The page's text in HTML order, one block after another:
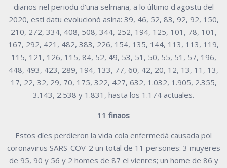
diarios nel periodu d'una selmana, a lo último d'agostu del
2020, esti datu evolucionó asina: 39, 46, 52, 83, 92, 92, 150,
210, 272, 334, 408, 508, 344, 252, 194, 125, 101, 78, 101,
167, 292, 421, 482, 383, 226, 154, 135, 144, 113, 113, 119,
115, 121, 126, 115, 84, 52, 49, 53, 51, 50, 55, 51, 57, 196,
448, 493, 423, 289, 194, 133, 77, 60, 42, 20, 12, 13, 11, 13,
17, 22, 32, 29, 70, 175, 322, 427, 632, 1.032, 1.905, 2.355,
3.143, 2.538 y 1.831, hasta los 1.174 actuales.
11 finaos
Estos díes perdieron la vida cola enfermedá causada pol
coronavirus SARS-COV-2 un total de 11 persones: 3 muyeres
de 95, 90 y 56 y 2 homes de 87 el vienres; un home de 86 y